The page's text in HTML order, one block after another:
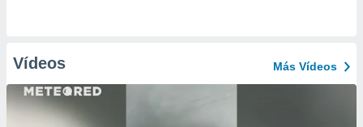
Vídeos Más Vídeos